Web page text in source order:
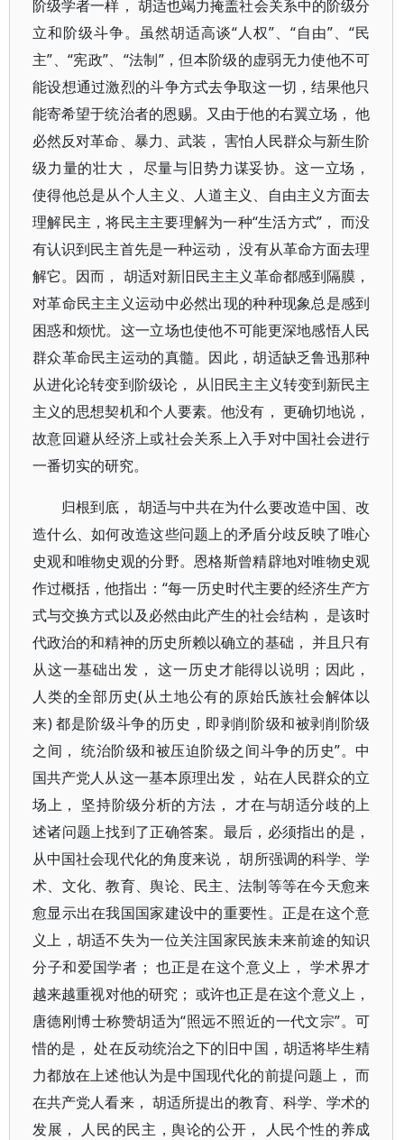
阶级学者一样， 胡适也竭力掩盖社会关系中的阶级分
立和阶级斗争。虽然胡适高谈“人权”、“自由”、“民
主”、“宪政”、“法制”，但本阶级的虚弱无力使他不可
能设想通过激烈的斗争方式去争取这一切，结果他只
能寄希望于统治者的恩赐。又由于他的右翼立场， 他
必然反对革命、暴力、武装， 害怕人民群众与新生阶
级力量的壮大， 尽量与旧势力谋妥协。这一立场，
使得他总是从个人主义、人道主义、自由主义方面去
理解民主，将民主主要理解为一种“生活方式”， 而没
有认识到民主首先是一种运动， 没有从革命方面去理
解它。因而， 胡适对新旧民主主义革命都感到隔膜，
对革命民主主义运动中必然出现的种种现象总是感到
困惑和烦忧。这一立场也使他不可能更深地感悟人民
群众革命民主运动的真髓。因此，胡适缺乏鲁迅那种
从进化论转变到阶级论， 从旧民主主义转变到新民主
主义的思想契机和个人要素。他没有， 更确切地说，
故意回避从经济上或社会关系上入手对中国社会进行
一番切实的研究。
归根到底， 胡适与中共在为什么要改造中国、改
造什么、如何改造这些问题上的矛盾分歧反映了唯心
史观和唯物史观的分野。恩格斯曾精辟地对唯物史观
作过概括，他指出：“每一历史时代主要的经济生产方
式与交换方式以及必然由此产生的社会结构， 是该时
代政治的和精神的历史所赖以确立的基础， 并且只有
从这一基础出发， 这一历史才能得以说明；因此，
人类的全部历史(从土地公有的原始氏族社会解体以
来) 都是阶级斗争的历史，即剥削阶级和被剥削阶级
之间， 统治阶级和被压迫阶级之间斗争的历史”。中
国共产党人从这一基本原理出发， 站在人民群众的立
场上， 坚持阶级分析的方法， 才在与胡适分歧的上
述诸问题上找到了正确答案。最后，必须指出的是，
从中国社会现代化的角度来说， 胡所强调的科学、学
术、文化、教育、舆论、民主、法制等等在今天愈来
愈显示出在我国国家建设中的重要性。正是在这个意
义上，胡适不失为一位关注国家民族未来前途的知识
分子和爱国学者； 也正是在这个意义上， 学术界才
越来越重视对他的研究； 或许也正是在这个意义上，
唐德刚博士称赞胡适为“照远不照近的一代文宗”。可
惜的是， 处在反动统治之下的旧中国，胡适将毕生精
力都放在上述他认为是中国现代化的前提问题上， 而
在共产党人看来， 胡适所提出的教育、科学、学术的
发展， 人民的民主，舆论的公开， 人民个性的养成